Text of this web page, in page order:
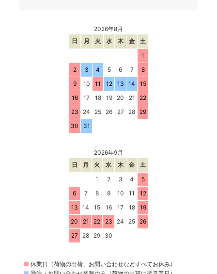
2026年8月
日
月 火 水 木 金
土
1
2
3 4 5 6 7
8
9
10 11 12 13 14
15
16
17 18 19 20 21
22
23
24 25 26 27 28
29
30
31
2026年9月
日
月 火 水 木 金
土
1
2 3 4
5
6
7 8 9 10 11
12
13
14 15 16 17 18
19
20
21 22 23 24 25
26
27
28 29 30
■ 休業日（荷物の出荷、お問い合わせなどすべてお休み）